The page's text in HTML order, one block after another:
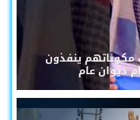
مكوناتهم ينفذون
ديوان عام